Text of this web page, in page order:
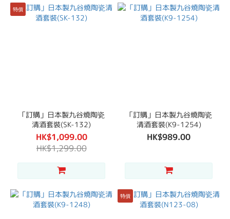
特價
「訂購」日本製九谷燒陶瓷
清酒套裝(SK-132)
HK$1,099.00
HK$1,299.00
「訂購」日本製九谷燒陶瓷
清酒套裝(K9-1254)
HK$989.00
特價